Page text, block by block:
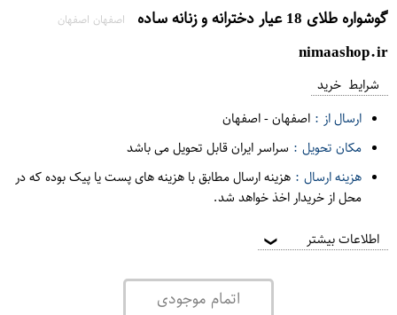
گوشواره طلای 18 عیار دخترانه و زنانه ساده اصفهان اصفهان
nimaashop.ir
شرایط خرید
ارسال از : اصفهان-اصفهان
مکان تحویل : سراسر ایران قابل تحویل می باشد
هزینه ارسال : هزینه ارسال مطابق با هزینه های پست یا پیک بوده که در
محل از خریدار اخذ خواهد شد.
اطلاعات بیشتر ❯
اتمام موجودی